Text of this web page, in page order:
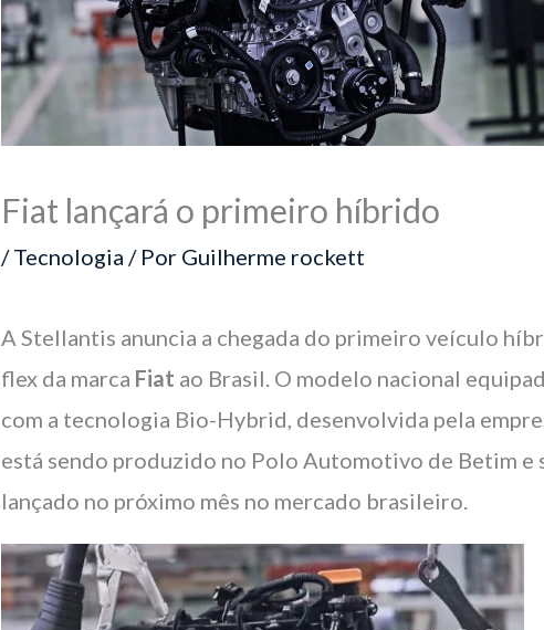
Fiat lançará o primeiro híbrido
/Tecnologia / Por Guilherme rockett
A Stellantis anuncia a chegada do primeiro veículo
flex da marca Fiat ao Brasil. O modelo nacional
com a tecnologia Bio-Hybrid, desenvolvida pela
está sendo produzido no Polo Automotivo de Betim e
lançado no próximo mês no mercado brasileiro.